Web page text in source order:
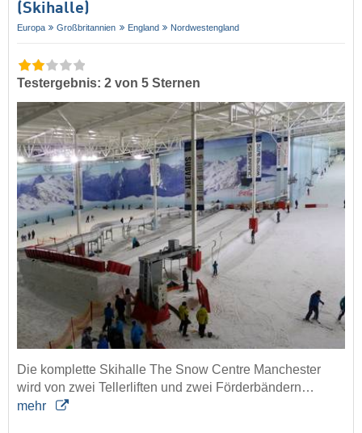
(Skihalle)
Europa Großbritannien England Nordwestengland
Testergebnis: 2 von 5 Sternen
Die komplette Skihalle The Snow Centre Manchester
wird von zwei Tellerliften und zwei Förderbändern…
mehr